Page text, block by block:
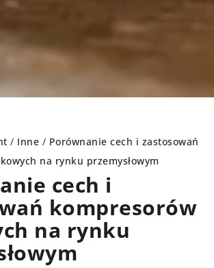
/ Inne / Porównanie cech i zastosowań
na rynku przemysłowym
cech i
kompresorów
na rynku